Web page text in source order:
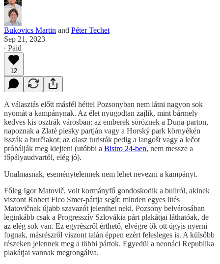
Bukovics Martin and Péter Techet
Sep 21, 2023
∙ Paid
12
A választás előtt másfél héttel Pozsonyban nem látni nagyon sok
nyomát a kampánynak. Az élet nyugodtan zajlik, mint bármely
kedves kis osztrák városban: az emberek söröznek a Duna-parton,
napoznak a Zlaté piesky partján vagy a Horský park környékén
isszák a burčiakot; az olasz turisták pedig a langošt vagy a lečot
próbálják meg kiejteni (utóbbi a Bistro 24-ben, nem messze a
főpályaudvartól, elég jó).
Unalmasnak, eseménytelennek nem lehet nevezni a kampányt.
Főleg Igor Matovič, volt kormányfő gondoskodik a buliról, akinek
viszont Robert Fico Smer-pártja segít: minden egyes ütés
Matovičnak újabb szavazót jelenthet neki. Pozsony belvárosában
leginkább csak a Progresszív Szlovákia párt plakátjai láthatóak, de
az elég sok van. Ez egyrészről érthető, elvégre ők ott úgyis nyerni
fognak, másrészről viszont talán éppen ezért felesleges is. A külsőbb
részeken jelennek meg a többi pártok. Egyedül a neonáci Republika
plakátjai vannak megrongálva.